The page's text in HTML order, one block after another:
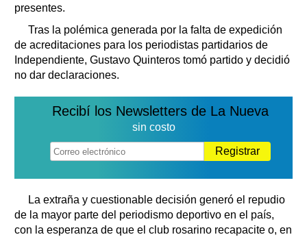
presentes.
Tras la polémica generada por la falta de expedición
de acreditaciones para los periodistas partidarios de
Independiente, Gustavo Quinteros tomó partido y decidió
no dar declaraciones.
Recibí los Newsletters de La Nueva
sin costo
Registrar
La extraña y cuestionable decisión generó el repudio
de la mayor parte del periodismo deportivo en el país,
con la esperanza de que el club rosarino recapacite o, en